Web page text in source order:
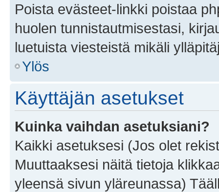
Poista evästeet-linkki poistaa
huolen tunnistautmisestasi,
luetuista viesteistä mikäli
Ylös
Käyttäjän asetukset
Kuinka vaihdan asetuksiani?
Kaikki asetuksesi (Jos olet
Muuttaaksesi näitä tietoja
yleensä sivun yläreunassa)